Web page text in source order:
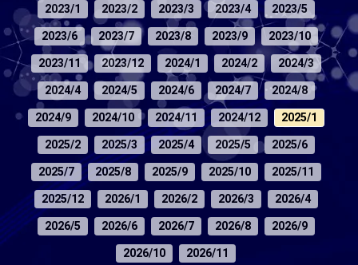
2023/1
2023/2 2023/3 2023/4
2023/5
2023/6
2023/7 2023/8 2023/9
2023/10
2023/11
2023/12 2024/1 2024/2
2024/3
2024/4
2024/5 2024/6 2024/7
2024/8
2024/9
2024/10 2024/11 2024/12
2025/1
2025/2
2025/3 2025/4 2025/5
2025/6
2025/7
2025/8 2025/9 2025/10
2025/11
2025/12
2026/1 2026/2 2026/3
2026/4
2026/5
2026/6 2026/7 2026/8
2026/9
2026/10
2026/11